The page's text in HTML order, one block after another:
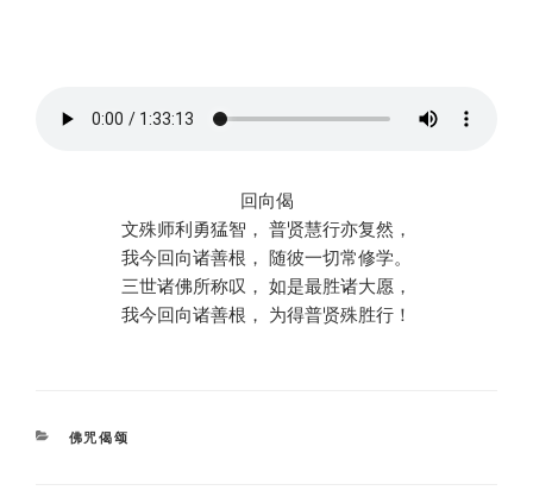
回向偈
文殊师利勇猛智， 普贤慧行亦复然，
我今回向诸善根， 随彼一切常修学。
三世诸佛所称叹， 如是最胜诸大愿，
我今回向诸善根， 为得普贤殊胜行！
CATEGORIES
佛咒偈颂